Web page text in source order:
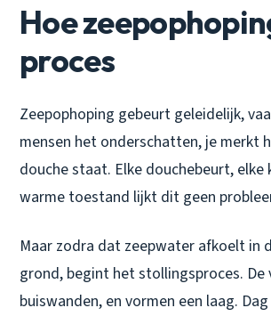
Hoe
proces
Zeepophoping gebeurt geleidelijk,
mensen het onderschatten, je
douche staat. Elke douchebeurt,
warme toestand lijkt dit geen
Maar zodra dat zeepwater afkoelt in
grond, begint het stollingsproces. De
buiswanden, en vormen een laag.